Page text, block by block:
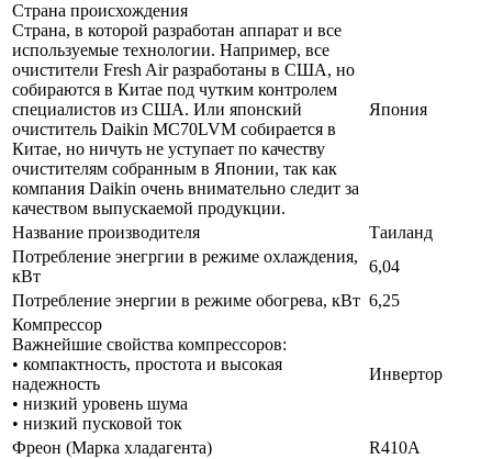
Страна происхождения
Страна, в которой разработан аппарат и все
используемые технологии. Например, все
очистители Fresh Air разработаны в США, но
собираются в Китае под чутким контролем
специалистов из США. Или японский
очиститель Daikin MC70LVM собирается в
Китае, но ничуть не уступает по качеству
очистителям собранным в Японии, так как
компания Daikin очень внимательно следит за
качеством выпускаемой продукции.
Япония
Название производителя
Таиланд
Потребление энегргии в режиме охлаждения,
кВт
6,04
Потребление энергии в режиме обогрева, кВт 6,25
Компрессор
Важнейшие свойства компрессоров:
• компактность, простота и высокая
надежность
• низкий уровень шума
• низкий пусковой ток
Инвертор
Фреон (Марка хладагента)
R410A